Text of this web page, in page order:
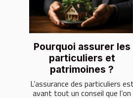
Pourquoi assurer les
particuliers et
patrimoines ?
L’assurance des particuliers est
avant tout un conseil que l’on